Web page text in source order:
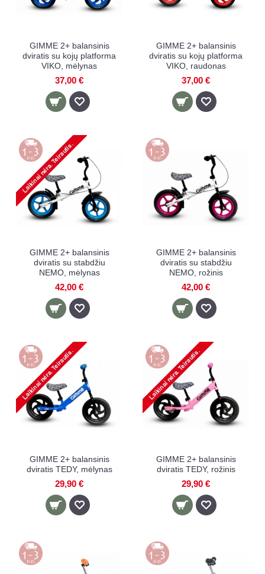
GIMME 2+ balansinis
dviratis su kojų platforma
VIKO, mėlynas
37,00 €
GIMME 2+ balansinis
dviratis su kojų platforma
VIKO, raudonas
37,00 €
GIMME 2+ balansinis
dviratis su stabdžiu
NEMO, mėlynas
42,00 €
GIMME 2+ balansinis
dviratis su stabdžiu
NEMO, rožinis
42,00 €
GIMME 2+ balansinis
dviratis TEDY, mėlynas
29,90 €
GIMME 2+ balansinis
dviratis TEDY, rožinis
29,90 €